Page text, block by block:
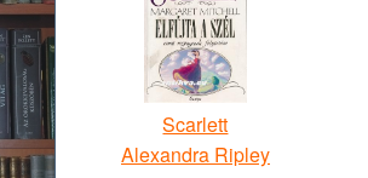
Scarlett
Alexandra Ripley